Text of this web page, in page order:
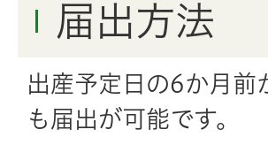
届出方法
出産予定日の6か月前
も届出が可能です。